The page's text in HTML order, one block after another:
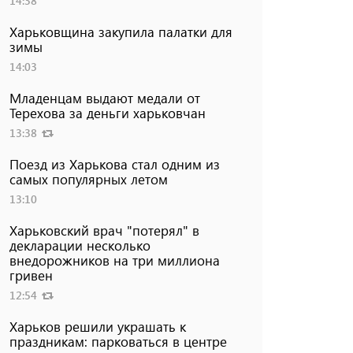
Харьковщина закупила палатки для
зимы
14:03
Младенцам выдают медали от
Терехова за деньги харьковчан
13:38
Поезд из Харькова стал одним из
самых популярных летом
13:10
Харьковский врач "потерял" в
декларации несколько
внедорожников на три миллиона
гривен
12:54
Харьков решили украшать к
праздникам: парковаться в центре